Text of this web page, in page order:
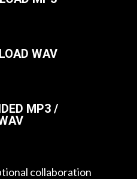
WAV
MP3 /
collaboration